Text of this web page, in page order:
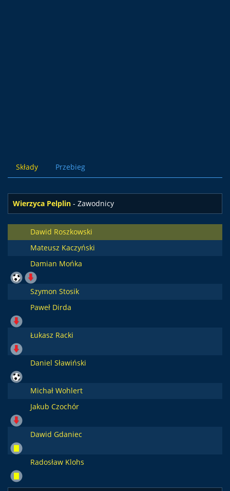
Składy Przebieg
Wierzyca Pelplin - Zawodnicy
Dawid Roszkowski
Mateusz Kaczyński
Damian Mońka
Szymon Stosik
Paweł Dirda
Łukasz Racki
Daniel Sławiński
Michał Wohlert
Jakub Czochór
Dawid Gdaniec
Radosław Klohs